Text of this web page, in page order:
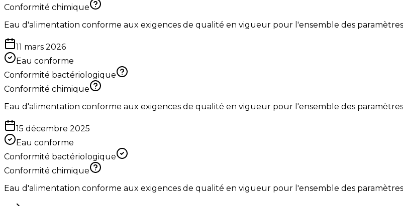
Conformité chimique
Eau d'alimentation conforme aux exigences de qualité en vigueur pour l'ensemble des
11 mars 2026
Eau conforme
Conformité bactériologique
Conformité chimique
Eau d'alimentation conforme aux exigences de qualité en vigueur pour l'ensemble des
15 décembre 2025
Eau conforme
Conformité bactériologique
Conformité chimique
Eau d'alimentation conforme aux exigences de qualité en vigueur pour l'ensemble des